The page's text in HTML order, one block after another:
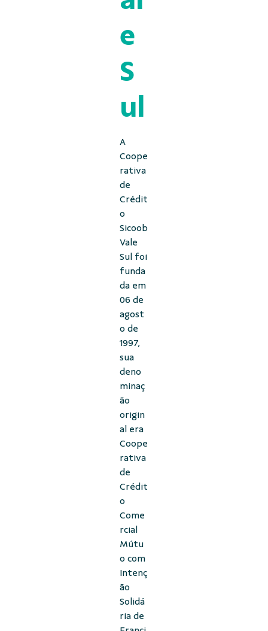
e
S
ul
A
Coope
rativa
de
Crédit
o
Sicoob
Vale
Sul foi
funda
da em
06 de
agost
o de
1997,
sua
deno
minaç
ão
origin
al era
Coope
rativa
de
Crédit
o
Come
rcial
Mútu
o com
Intenç
ão
Solidá
ria de